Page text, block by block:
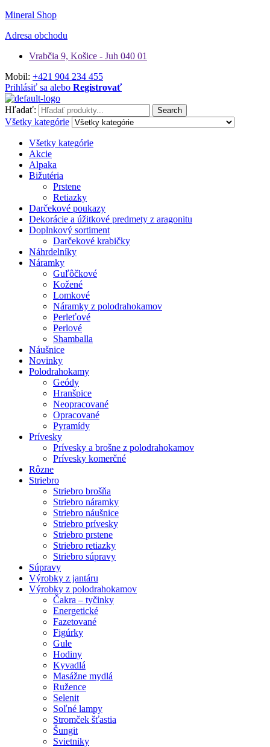
Mineral Shop
Adresa obchodu
Vrabčia 9, Košice - Juh 040 01
Mobil: +421 904 234 455
Prihlásiť sa alebo Registrovať
Hľadať: Search
Všetky kategórie
Všetky kategórie
Akcie
Alpaka
Bižutéria
Prstene
Retiazky
Darčekové poukazy
Dekorácie a úžitkové predmety z aragonitu
Doplnkový sortiment
Darčekové krabičky
Náhrdelníky
Náramky
Guľôčkové
Kožené
Lomkové
Náramky z polodrahokamov
Perleťové
Perlové
Shamballa
Náušnice
Novinky
Polodrahokamy
Geódy
Hranšpice
Neopracované
Opracované
Pyramídy
Prívesky
Prívesky a brošne z polodrahokamov
Prívesky komerčné
Rôzne
Striebro
Striebro brošňa
Striebro náramky
Striebro náušnice
Striebro prívesky
Striebro prstene
Striebro retiazky
Striebro súpravy
Súpravy
Výrobky z jantáru
Výrobky z polodrahokamov
Čakra – tyčinky
Energetické
Fazetované
Figúrky
Gule
Hodiny
Kyvadlá
Masážne mydlá
Ružence
Selenit
Soľné lampy
Stromček šťastia
Šungit
Svietniky